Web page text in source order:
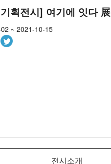
획전시] 여기에 잇다 展
~ 2021-10-15
전시소개